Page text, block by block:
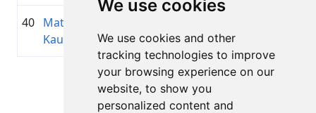
We use cookies
We use cookies and other
tracking technologies to improve
your browsing experience on our
website, to show you
personalized content and
40 Matīss
Kauls
Lapa 1 no 1
Kopā 11 Rezultāti